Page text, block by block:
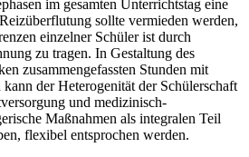
im gesamten Unterrichtstag eine
sollte vermieden werden,
einzelner Schüler ist durch
zu tragen. In Gestaltung des
zusammengefassten Stunden mit
der Heterogenität der Schülerschaft
und medizinisch-
Maßnahmen als integralen Teil
flexibel entsprochen werden.